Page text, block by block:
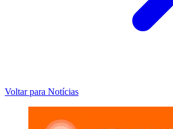
Voltar para Notícias